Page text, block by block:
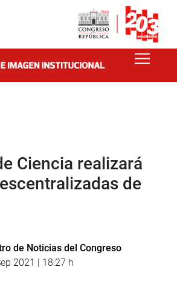
Ciencia realizará
de
de Noticias del Congreso
2021 | 18:27 h